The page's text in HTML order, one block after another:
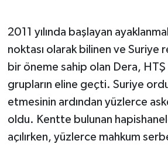
2011 yılında başlayan
noktası olarak bilinen ve Suriye
bir öneme sahip olan Dera, HTŞ
grupların eline geçti. Suriye
etmesinin ardından yüzlerce
oldu. Kentte bulunan
açılırken, yüzlerce mahkum